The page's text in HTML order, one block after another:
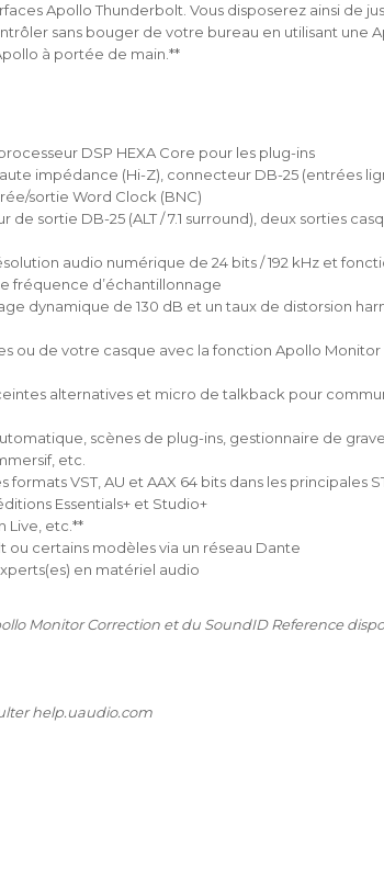
Apollo Thunderbolt. Vous disposerez ainsi de
sans bouger de votre bureau en utilisant une
à portée de main.**
DSP HEXA Core pour les plug-ins
impédance (Hi-Z), connecteur DB-25 (entrées
sortie Word Clock (BNC)
sortie DB-25 (ALT / 7.1 surround), deux sorties
audio numérique de 24 bits / 192 kHz et
fréquence d’échantillonnage
dynamique de 130 dB et un taux de distorsion
ou de votre casque avec la fonction Apollo
alternatives et micro de talkback pour
scènes de plug-ins, gestionnaire de
etc.
VST, AU et AAX 64 bits dans les principales
Essentials+ et Studio+
Live, etc.**
ou certains modèles via un réseau Dante
en matériel audio
Monitor Correction et du SoundID Reference
help.uaudio.com